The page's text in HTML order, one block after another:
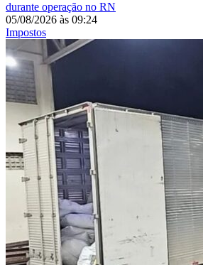
durante operação no RN
05/08/2026 às 09:24
Impostos